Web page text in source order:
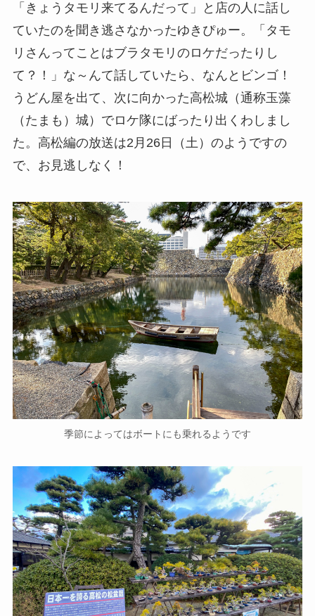
「きょうタモリ来てるんだって」と店の人に話し
ていたのを聞き逃さなかったゆきぴゅー。「タモ
リさんってことはブラタモリのロケだったりし
て？！」な～んて話していたら、なんとビンゴ！
うどん屋を出て、次に向かった高松城（通称玉藻
（たまも）城）でロケ隊にばったり出くわしまし
た。高松編の放送は2月26日（土）のようですの
で、お見逃しなく！
季節によってはボートにも乗れるようです